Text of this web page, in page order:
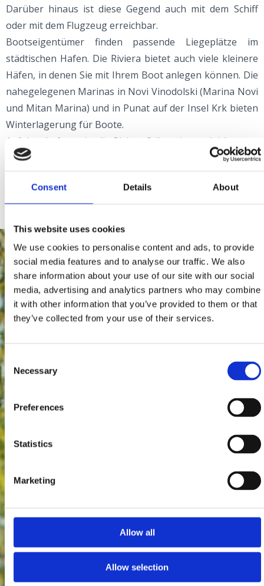
Consent Details About
This website uses cookies
We use cookies to personalise content and ads, to provide
social media features and to analyse our traffic. We also
share information about your use of our site with our social
media, advertising and analytics partners who may combine
it with other information that you’ve provided to them or that
they’ve collected from your use of their services.
Consent
Selection
Necessary
Preferences
Statistics
Marketing
Allow all
Allow selection
Darüber hinaus ist diese Gegend auch mit dem Schiff
oder mit dem Flugzeug erreichbar.
Bootseigentümer finden passende Liegeplätze im
städtischen Hafen. Die Riviera bietet auch viele kleinere
Häfen, in denen Sie mit Ihrem Boot anlegen können. Die
nahegelegenen Marinas in Novi Vinodolski (Marina Novi
und Mitan Marina) und in Punat auf der Insel Krk bieten
Winterlagerung für Boote.
Auf dem Luftweg ist die Riviera Crikvenica am leichtesten
über den Flughafen Rijeka erreichbar, der sich ebenfalls
von Crikvenica befindet.